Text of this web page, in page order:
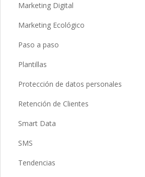
Marketing Digital
Marketing Ecológico
Paso a paso
Plantillas
Protección de datos personales
Retención de Clientes
Smart Data
SMS
Tendencias